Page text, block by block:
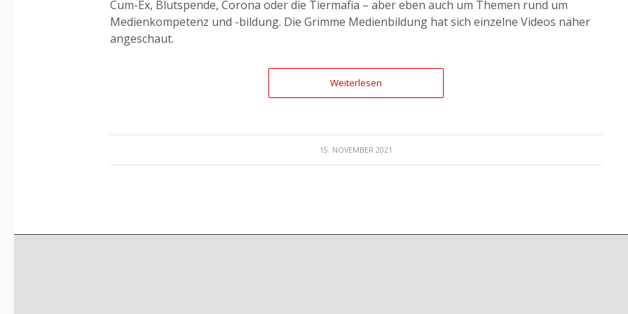
Cum-Ex, Blutspende, Corona oder die Tiermafia – aber eben auch um Themen rund um
Medienkompetenz und -bildung. Die Grimme Medienbildung hat sich einzelne Videos näher
angeschaut.
Weiterlesen
15. NOVEMBER 2021